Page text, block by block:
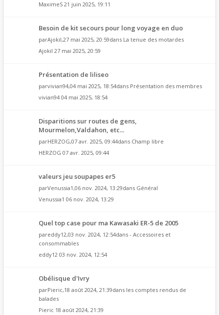
MaximeS 21 juin 2025, 19:11
Besoin de kit secours pour long voyage en duo
parAjokil,27 mai 2025, 20:59dans La tenue des motardes
Ajokil 27 mai 2025, 20:59
Présentation de liliseo
parvivian94,04 mai 2025, 18:54dans Présentation des membres
vivian94 04 mai 2025, 18:54
Disparitions sur routes de gens,
Mourmelon,Valdahon, etc...
parHERZOG,07 avr. 2025, 09:44dans Champ libre
HERZOG 07 avr. 2025, 09:44
valeurs jeu soupapes er5
parVenussia1,06 nov. 2024, 13:29dans Général
Venussia1 06 nov. 2024, 13:29
Quel top case pour ma Kawasaki ER-5 de 2005
pareddy12,03 nov. 2024, 12:54dans - Accessoires et
consommables
eddy12 03 nov. 2024, 12:54
Obélisque d'Ivry
parPieric,18 août 2024, 21:39dans les comptes rendus de
balades
Pieric 18 août 2024, 21:39